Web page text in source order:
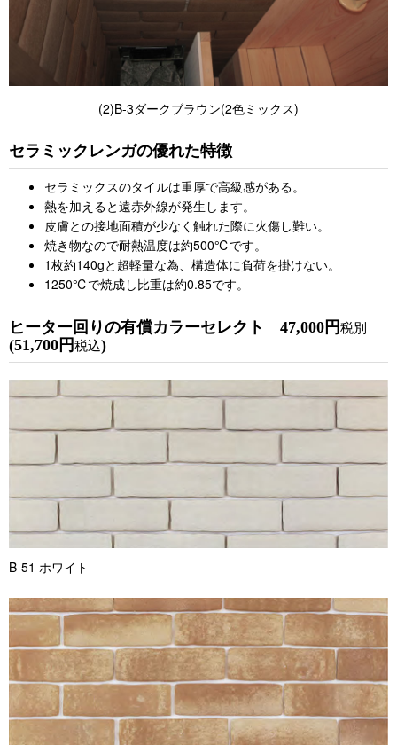
(2)B-3ダークブラウン(2色ミックス)
セラミックレンガの優れた特徴
セラミックスのタイルは重厚で高級感がある。
熱を加えると遠赤外線が発生します。
皮膚との接地面積が少なく触れた際に火傷し難い。
焼き物なので耐熱温度は約500℃です。
1枚約140gと超軽量な為、構造体に負荷を掛けない。
1250℃で焼成し比重は約0.85です。
ヒーター回りの有償カラーセレクト 47,000円税別
(51,700円税込)
B-51 ホワイト